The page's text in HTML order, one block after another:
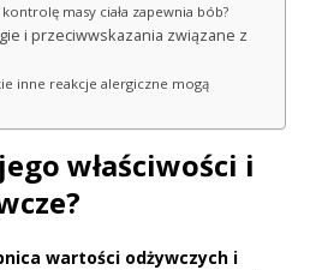
masy ciała zapewnia bób?
i przeciwwskazania związane z
inne reakcje alergiczne mogą
właściwości i
wartości odżywczych i